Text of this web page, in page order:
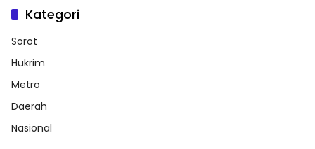
Kategori
Sorot
Hukrim
Metro
Daerah
Nasional